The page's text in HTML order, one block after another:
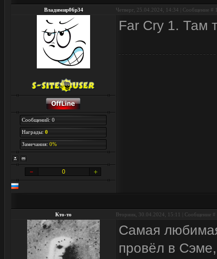
Владимир06p34 Четверг, 25.04.2024, 14:34 | Сообщение #
Сообщений: 0
Награды: 0
Замечания: 0%
0
Far Cry 1. Там
Кто-то Вторник, 30.04.2024, 15:11 | Сообщение #
Самая
провёл в